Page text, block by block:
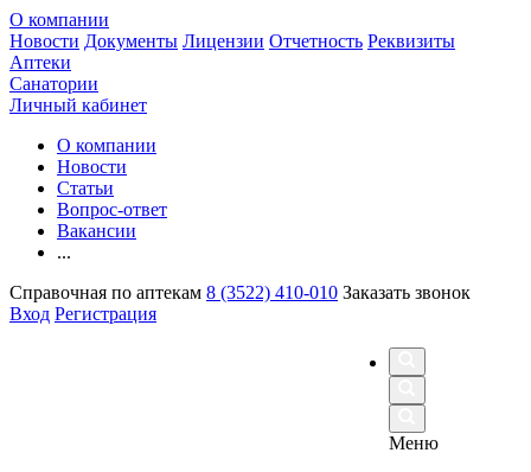
О компании
Новости Документы Лицензии Отчетность Реквизиты
Аптеки
Санатории
Личный кабинет
О компании
Новости
Статьи
Вопрос-ответ
Вакансии
...
Справочная по аптекам 8 (3522) 410-010 Заказать звонок
Вход Регистрация
Меню